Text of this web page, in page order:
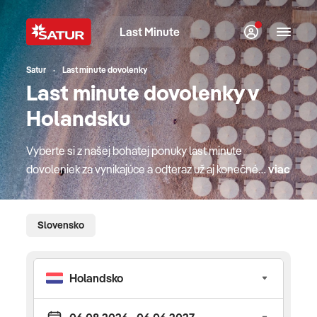
Last Minute
Satur Last minute dovolenky
Last minute dovolenky v
Holandsku
Vyberte si z našej bohatej ponuky last minute
dovoleniek za vynikajúce a odteraz už aj konečné
ceny vrátane servisných poplatkov. Obľúbené
hotely so slovenskými animátormi pre rodiny s
sveta, naj exotické pobyty, luxusné okružné plavby
alebo relax vo wellness hoteloch aktuálne v
posledných termínoch počas celej zimy aj leta.
viac
Slovensko